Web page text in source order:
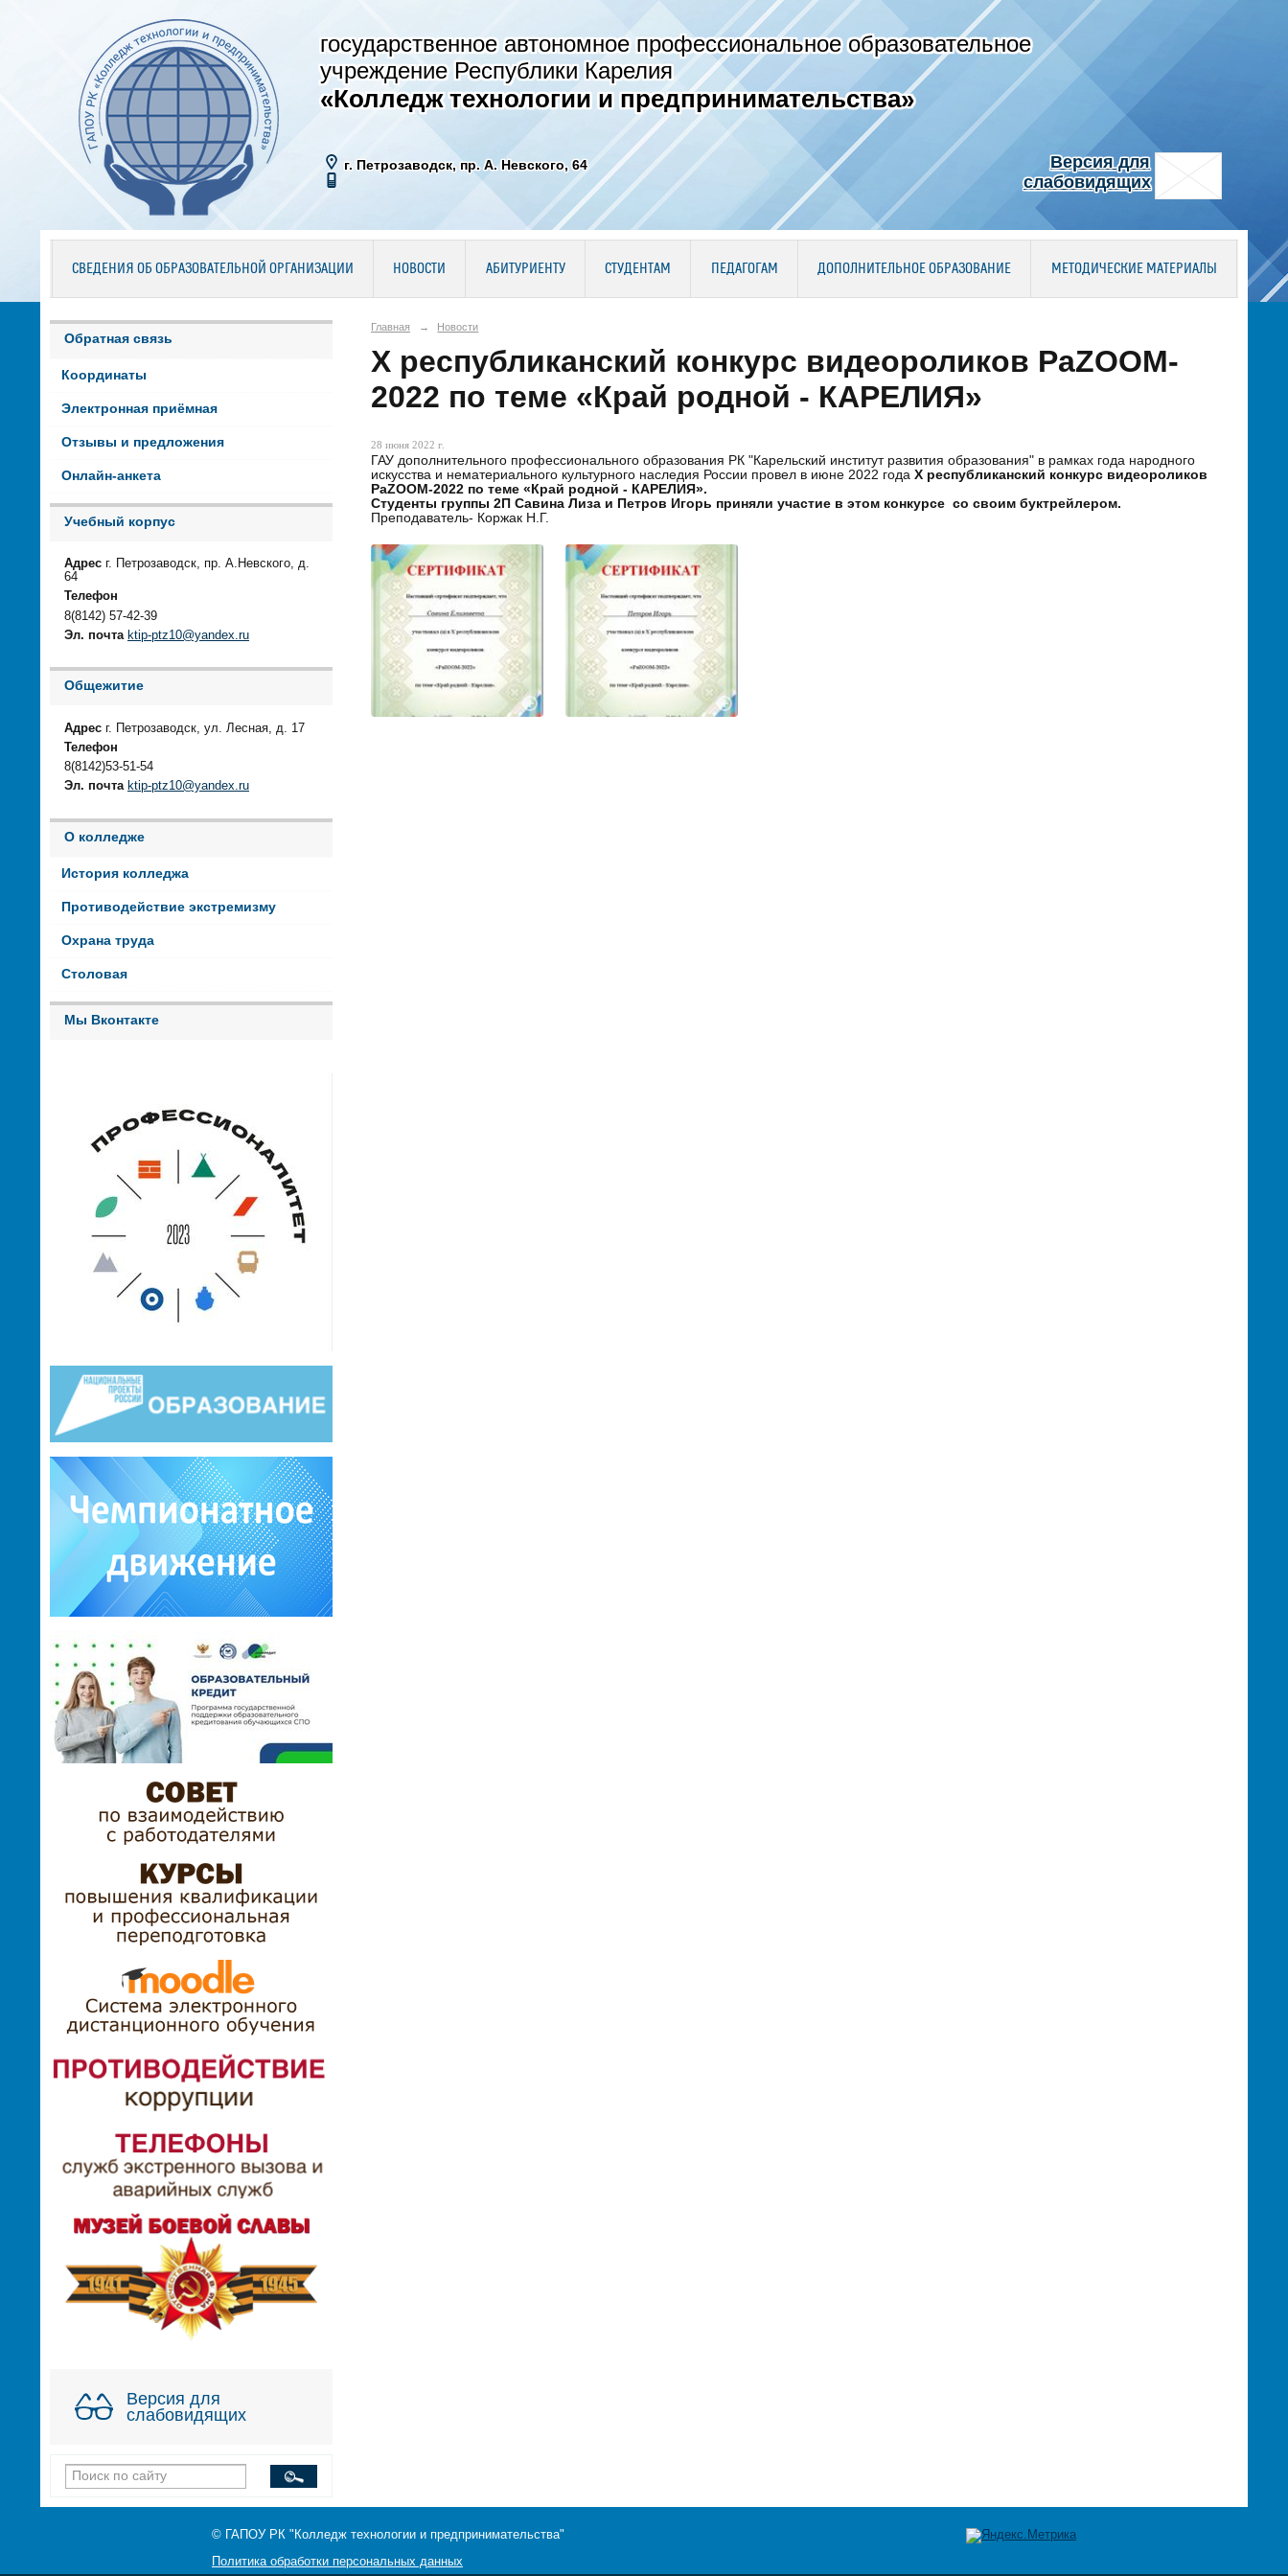
государственное автономное профессиональное образовательное
учреждение Республики Карелия
«Колледж технологии и предпринимательства»
г. Петрозаводск, пр. А. Невского, 64
Версия для
слабовидящих
СВЕДЕНИЯ ОБ ОБРАЗОВАТЕЛЬНОЙ ОРГАНИЗАЦИИ НОВОСТИ АБИТУРИЕНТУ СТУДЕНТАМ ПЕДАГОГАМ ДОПОЛНИТЕЛЬНОЕ ОБРАЗОВАНИЕ МЕТОДИЧЕСКИЕ МАТЕРИАЛЫ
Обратная связь
Координаты
Электронная приёмная
Отзывы и предложения
Онлайн-анкета
Учебный корпус
Адрес г. Петрозаводск, пр. А.Невского, д.
64
Телефон
8(8142) 57-42-39
Эл. почта ktip-ptz10@yandex.ru
Общежитие
Адрес г. Петрозаводск, ул. Лесная, д. 17
Телефон
8(8142)53-51-54
Эл. почта ktip-ptz10@yandex.ru
О колледже
История колледжа
Противодействие экстремизму
Охрана труда
Столовая
Мы Вконтакте
Версия для
слабовидящих
Главная → Новости
X республиканский конкурс видеороликов PaZOOM-
2022 по теме «Край родной - КАРЕЛИЯ»
28 июня 2022 г.
ГАУ дополнительного профессионального образования РК "Карельский институт развития образования" в рамках года народного
искусства и нематериального культурного наследия России провел в июне 2022 года X республиканский конкурс видеороликов
PaZOOM-2022 по теме «Край родной - КАРЕЛИЯ».
Студенты группы 2П Савина Лиза и Петров Игорь приняли участие в этом конкурсе со своим буктрейлером.
Преподаватель- Коржак Н.Г.
© ГАПОУ РК "Колледж технологии и предпринимательства"
Политика обработки персональных данных